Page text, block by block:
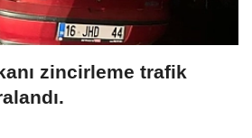
zincirleme trafik